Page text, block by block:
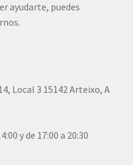
ayudarte, puedes
Local 3 15142 Arteixo, A
y de 17:00 a 20:30